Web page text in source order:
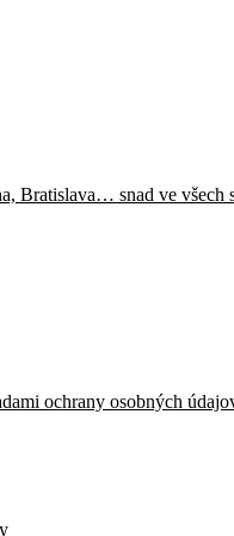
Bratislava… snad ve
ochrany osobných